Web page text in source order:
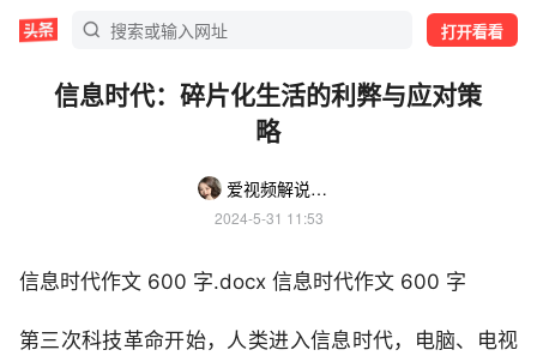
打开看看
信息时代：碎片化生活的利弊与应对策
略
爱视频解说的小妹
2024-5-31 11:53
信息时代作文 600 字.docx 信息时代作文 600 字
第三次科技革命开始，人类进入信息时代，电脑、电视